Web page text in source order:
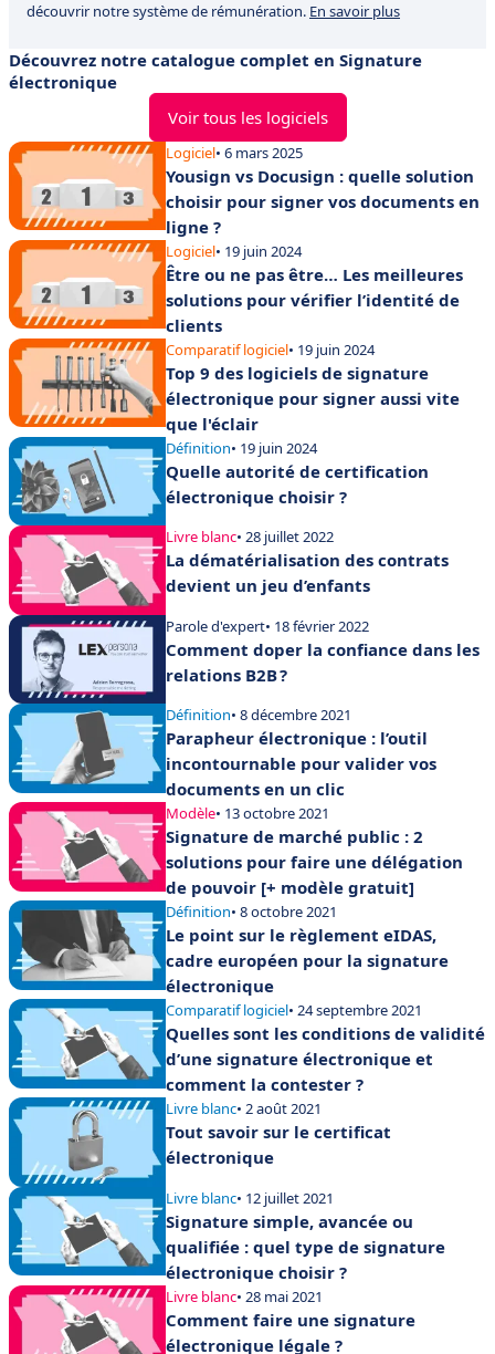
découvrir notre système de rémunération. En savoir plus
Découvrez notre catalogue complet en Signature
électronique
Voir tous les logiciels
Logiciel• 6 mars 2025
Yousign vs Docusign : quelle solution
choisir pour signer vos documents en
ligne ?
Logiciel• 19 juin 2024
Être ou ne pas être… Les meilleures
solutions pour vérifier l’identité de
clients
Comparatif logiciel• 19 juin 2024
Top 9 des logiciels de signature
électronique pour signer aussi vite
que l'éclair
Définition• 19 juin 2024
Quelle autorité de certification
électronique choisir ?
Livre blanc• 28 juillet 2022
La dématérialisation des contrats
devient un jeu d’enfants
Parole d'expert• 18 février 2022
Comment doper la confiance dans les
relations B2B ?
Définition• 8 décembre 2021
Parapheur électronique : l’outil
incontournable pour valider vos
documents en un clic
Modèle• 13 octobre 2021
Signature de marché public : 2
solutions pour faire une délégation
de pouvoir [+ modèle gratuit]
Définition• 8 octobre 2021
Le point sur le règlement eIDAS,
cadre européen pour la signature
électronique
Comparatif logiciel• 24 septembre 2021
Quelles sont les conditions de validité
d’une signature électronique et
comment la contester ?
Livre blanc• 2 août 2021
Tout savoir sur le certificat
électronique
Livre blanc• 12 juillet 2021
Signature simple, avancée ou
qualifiée : quel type de signature
électronique choisir ?
Livre blanc• 28 mai 2021
Comment faire une signature
électronique légale ?